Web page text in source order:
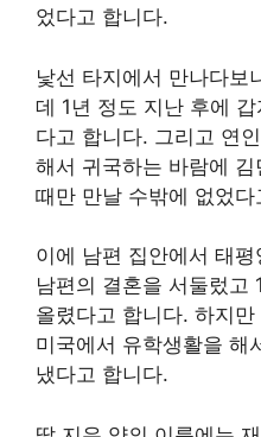
었다고 합니다.
낯선 타지에서 만나다보
데 1년 정도 지난 후에
다고 합니다. 그리고 연
해서 귀국하는 바람에
때만 만날 수밖에 없었다
이에 남편 집안에서 태
남편의 결혼을 서둘렀고
올렸다고 합니다. 하지
미국에서 유학생활을 해
냈다고 합니다.